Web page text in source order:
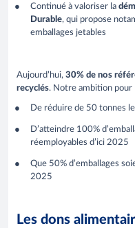
Continué à valoriser la
Durable, qui propose
emballages jetables
Aujourd’hui, 30% de nos
recyclés. Notre ambition pour
De réduire de 50 tonnes
D’atteindre 100%
réemployables d’ici 2025
Que 50% d’emballages
2025
Les dons